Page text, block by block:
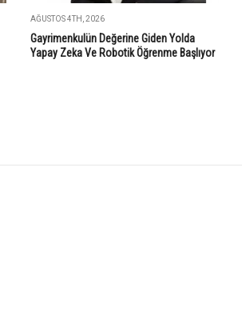
AĞUSTOS 4TH, 2026
Gayrimenkulün Değerine Giden Yolda
Yapay Zeka Ve Robotik Öğrenme Başlıyor